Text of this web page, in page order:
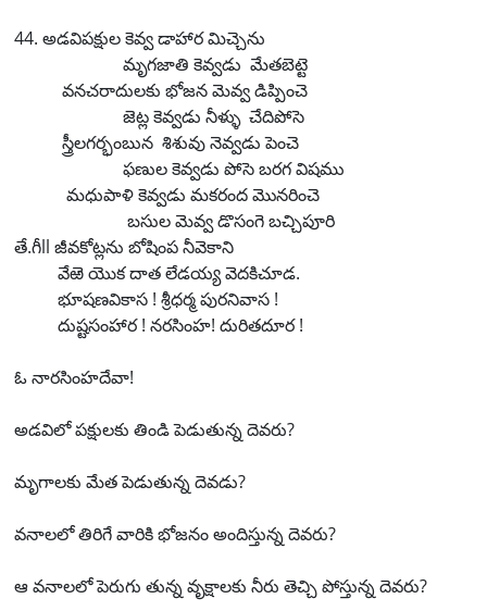
44. అడవిపక్షుల కెవ్వ డాహార మిచ్చెను
మృగజాతి కెవ్వడు మేతబెట్టె
వనచరాదులకు భోజన మెవ్వ డిప్పించె
జెట్ల కెవ్వడు నీళ్ళు చేదిపోసె
స్త్రీలగర్భంబున శిశువు నెవ్వడు పెంచె
ఫణుల కెవ్వడు పోసె బరగ విషము
మధుపాళి కెవ్వడు మకరంద మొనరించె
బసుల మెవ్వ డొసంగె బచ్చిపూరి
తే.గీll జీవకోట్లను బోషింప నీవెకాని
వేఱె యొక దాత లేడయ్య వెదకిచూడ.
భూషణవికాస ! శ్రీధర్మ పురనివాస !
దుష్టసంహార ! నరసింహ! దురితదూర !
ఓ నారసింహదేవా!
అడవిలో పక్షులకు తిండి పెడుతున్న దెవరు?
మృగాలకు మేత పెడుతున్న దెవడు?
వనాలలో తిరిగే వారికి భోజనం అందిస్తున్న దెవరు?
ఆ వనాలలో పెరుగు తున్న వృక్షాలకు నీరు తెచ్చి పోస్తున్న దెవరు?